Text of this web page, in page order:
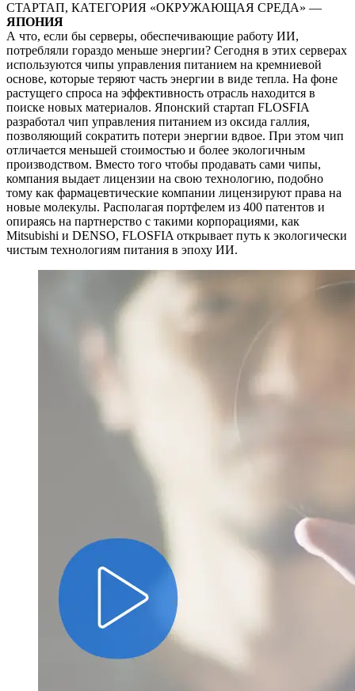
СТАРТАП, КАТЕГОРИЯ «ОКРУЖАЮЩАЯ СРЕДА» —
ЯПОНИЯ
А что, если бы серверы, обеспечивающие работу ИИ,
потребляли гораздо меньше энергии? Сегодня в этих серверах
используются чипы управления питанием на кремниевой
основе, которые теряют часть энергии в виде тепла. На фоне
растущего спроса на эффективность отрасль находится в
поиске новых материалов. Японский стартап FLOSFIA
разработал чип управления питанием из оксида галлия,
позволяющий сократить потери энергии вдвое. При этом чип
отличается меньшей стоимостью и более экологичным
производством. Вместо того чтобы продавать сами чипы,
компания выдает лицензии на свою технологию, подобно
тому как фармацевтические компании лицензируют права на
новые молекулы. Располагая портфелем из 400 патентов и
опираясь на партнерство с такими корпорациями, как
Mitsubishi и DENSO, FLOSFIA открывает путь к экологически
чистым технологиям питания в эпоху ИИ.